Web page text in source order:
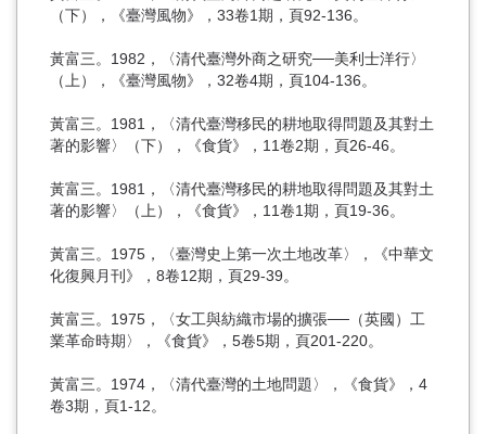
（下），《臺灣風物》，33卷1期，頁92-136。
黃富三。1982，〈清代臺灣外商之研究──美利士洋行〉
（上），《臺灣風物》，32卷4期，頁104-136。
黃富三。1981，〈清代臺灣移民的耕地取得問題及其對土
著的影響〉（下），《食貨》，11卷2期，頁26-46。
黃富三。1981，〈清代臺灣移民的耕地取得問題及其對土
著的影響〉（上），《食貨》，11卷1期，頁19-36。
黃富三。1975，〈臺灣史上第一次土地改革〉，《中華文
化復興月刊》，8卷12期，頁29-39。
黃富三。1975，〈女工與紡織市場的擴張──（英國）工
業革命時期〉，《食貨》，5卷5期，頁201-220。
黃富三。1974，〈清代臺灣的土地問題〉，《食貨》，4
卷3期，頁1-12。